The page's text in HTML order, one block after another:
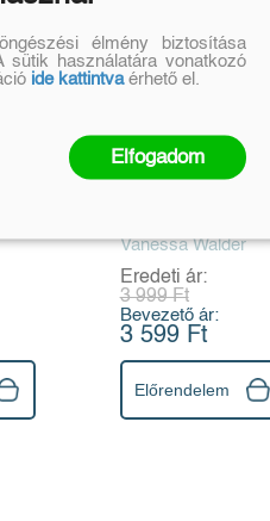
Nightmore - A
Vanessa Walder
Eredeti ár:
3 999 Ft
Bevezető ár:
3 599 Ft
Előrendelem
élmény biztosítása
sütik használatára vonatkozó
ide kattintvaérhető el.
Elfogadom